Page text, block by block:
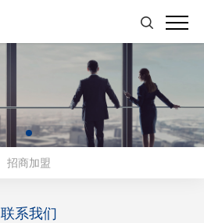
招商加盟
联系我们